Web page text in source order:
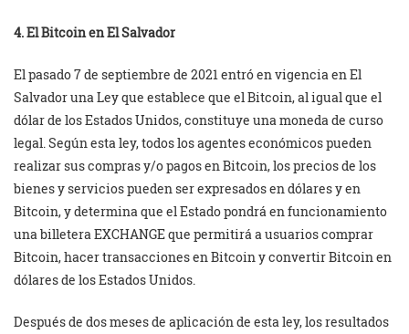
4. El Bitcoin en El Salvador
El pasado 7 de septiembre de 2021 entró en vigencia en El
Salvador una Ley que establece que el Bitcoin, al igual que el
dólar de los Estados Unidos, constituye una moneda de curso
legal. Según esta ley, todos los agentes económicos pueden
realizar sus compras y/o pagos en Bitcoin, los precios de los
bienes y servicios pueden ser expresados en dólares y en
Bitcoin, y determina que el Estado pondrá en funcionamiento
una billetera EXCHANGE que permitirá a usuarios comprar
Bitcoin, hacer transacciones en Bitcoin y convertir Bitcoin en
dólares de los Estados Unidos.
Después de dos meses de aplicación de esta ley, los resultados